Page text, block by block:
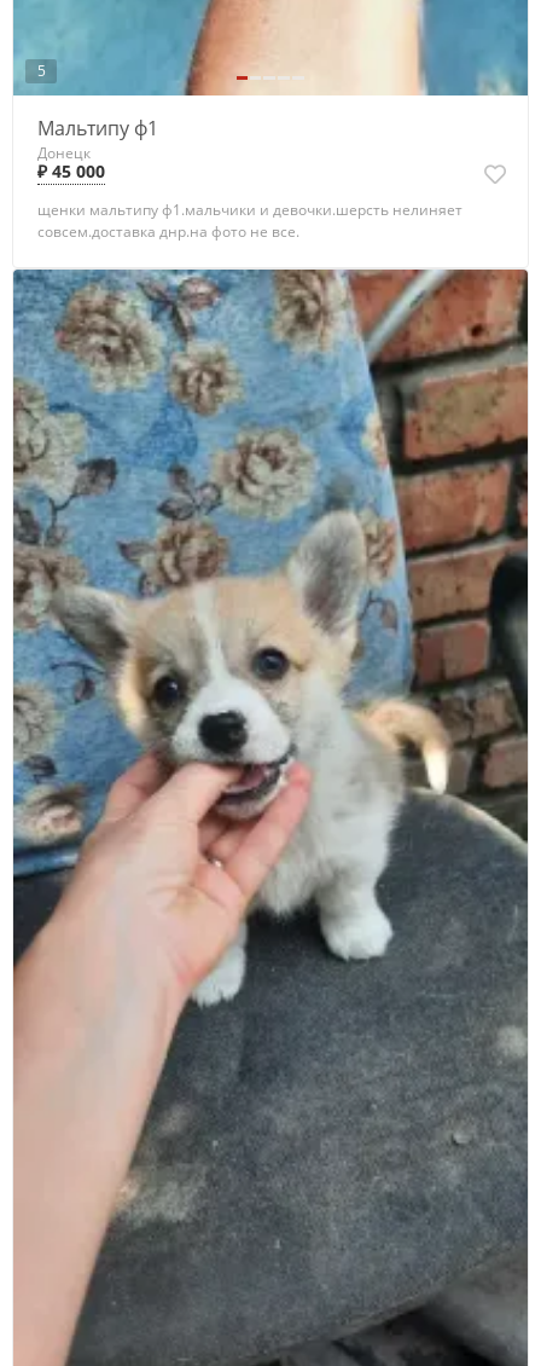
5
Мальтипу ф1
Донецк
₽ 45 000
щенки мальтипу ф1.мальчики и девочки.шерсть нелиняет
совсем.доставка днр.на фото не все.